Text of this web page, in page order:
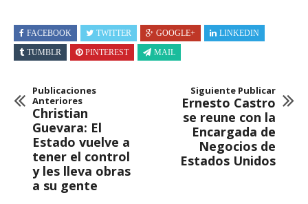
FACEBOOK TWITTER GOOGLE+
LINKEDIN
TUMBLR
PINTEREST MAIL
Publicaciones
Anteriores
Christian
Guevara: El
Estado vuelve a
tener el control
y les lleva obras
a su gente
Siguiente Publicar
Ernesto Castro
se reune con la
Encargada de
Negocios de
Estados Unidos